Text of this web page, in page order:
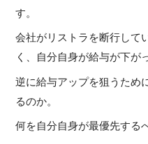
す。
会社がリストラを断行して
く、自分自身が給与が下が
逆に給与アップを狙うため
るのか。
何を自分自身が最優先する